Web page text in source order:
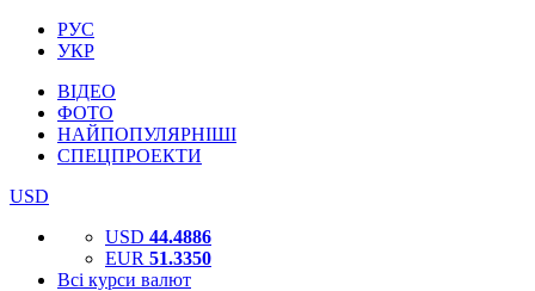
РУС
УКР
ВІДЕО
ФОТО
НАЙПОПУЛЯРНІШІ
СПЕЦПРОЕКТИ
USD
USD 44.4886
EUR 51.3350
Всі курси валют